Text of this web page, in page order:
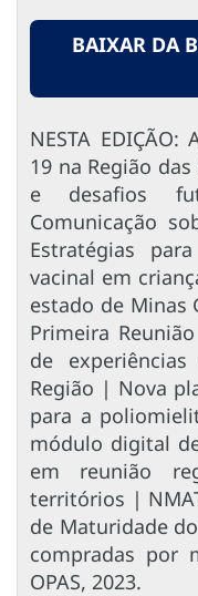
BAIXAR DA
NESTA
19 na Região
e desafios
Comunicação
Estratégias
vacinal em
estado de Minas
Primeira
de
Região | Nova
para a
módulo digital
em reunião
territórios |
de Maturidade
compradas por
OPAS, 2023.